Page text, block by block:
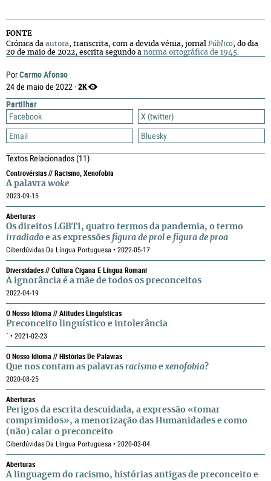
PorCarmo Afonso
24 de maio de 2022 ·2K
Partilhar
Facebook
X (twitter)
Email
Bluesky
Textos Relacionados(11)
Controvérsias // Racismo, Xenofobia
A palavra woke
2023-09-15
Aberturas
Os direitos LGBTI, quatro termos da pandemia, o termo
irradiado e as expressões figura de prol e figura de proa
Ciberdúvidas Da Língua Portuguesa • 2022-05-17
Diversidades // Cultura Cigana E Língua Romani
A ignorância é a mãe de todos os preconceitos
2022-04-19
O Nosso Idioma // Atitudes Linguísticas
Preconceito linguístico e intolerância
´ • 2021-02-23
O Nosso Idioma // Histórias De Palavras
Que nos contam as palavras racismo exenofobia?
2020-08-25
Aberturas
Perigos da escrita descuidada, a expressão «tomar
comprimidos», a menorização das Humanidades e como
(não) calar o preconceito
Ciberdúvidas Da Língua Portuguesa • 2020-03-04
Aberturas
A linguagem do racismo, histórias antigas de preconceito e
FONTE
Crónica da autora, transcrita, com a devida vénia, jornal Público, do dia
20 de maio de 2022, escrita segundo a norma ortográfica de 1945